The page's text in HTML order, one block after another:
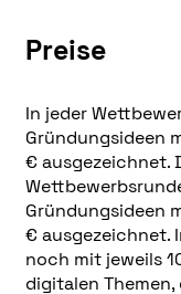
Preise
In jeder
Gründungsideen
€ ausgezeichnet.
Gründungsideen
€ ausgezeichnet.
noch mit jeweils
digitalen